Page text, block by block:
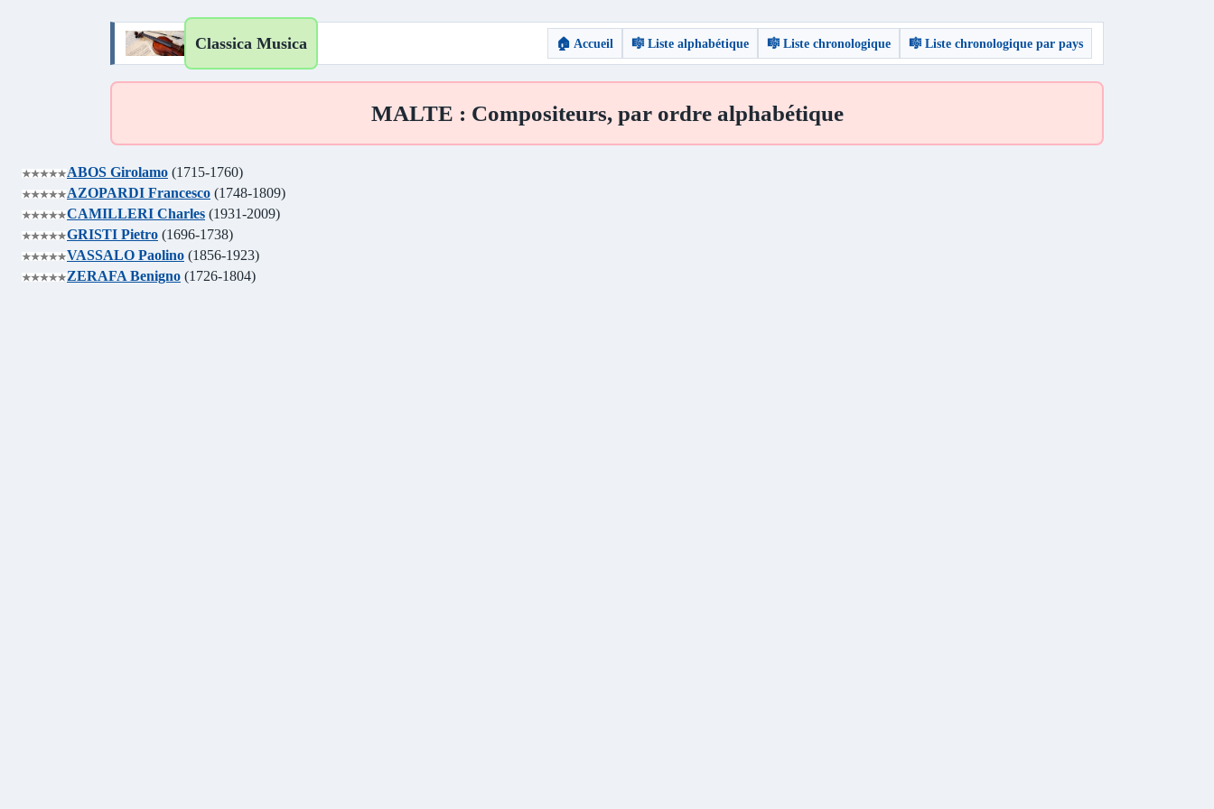
Classica Musica 🏠 Accueil 🎼 Liste alphabétique 🎼 Liste chronologique 🎼 Liste chronologique par pays
MALTE : Compositeurs, par ordre alphabétique
ABOS Girolamo (1715-1760)
AZOPARDI Francesco (1748-1809)
CAMILLERI Charles (1931-2009)
GRISTI Pietro (1696-1738)
VASSALO Paolino (1856-1923)
ZERAFA Benigno (1726-1804)